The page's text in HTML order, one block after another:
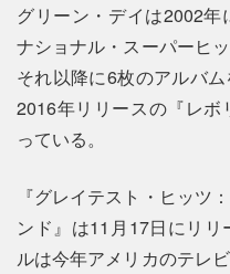
グリーン・デイは2002
ナショナル・スーパーヒ
それ以降に6枚のアルバ
2016年リリースの『レ
っている。
『グレイテスト・ヒッツ
ンド』は11月17日にリ
ルは今年アメリカのテレ